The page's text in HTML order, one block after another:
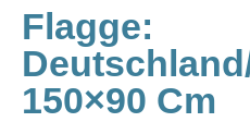
Flagge:
150×90 Cm